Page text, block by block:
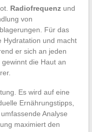
Radiofrequenzund
von
Für das
Hydratation und macht
er sich an jeden
die Haut an
Es wird auf eine
Ernährungstipps,
Analyse
maximiert den